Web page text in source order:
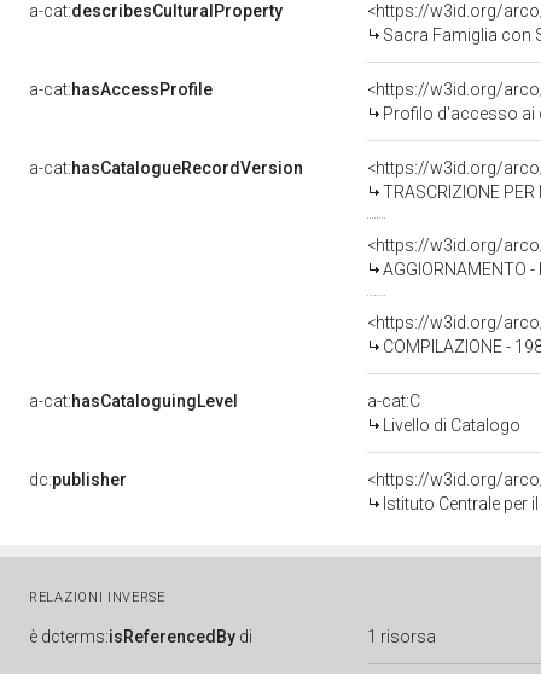
a-cat:describesCulturalProperty
<https://w3id.org/
Sacra Famiglia con
a-cat:hasAccessProfile
<https://w3id.org/
Profilo d'accesso ai
a-cat:hasCatalogueRecordVersion
<https://w3id.org/
TRASCRIZIONE
<https://w3id.org/
AGGIORNAMENTO
<https://w3id.org/
COMPILAZIONE -
a-cat:hasCataloguingLevel
a-cat:C
Livello di Catalogo
dc:publisher
<https://w3id.org/
Istituto Centrale per
RELAZIONI INVERSE
è dcterms:isReferencedBy di 1 risorsa